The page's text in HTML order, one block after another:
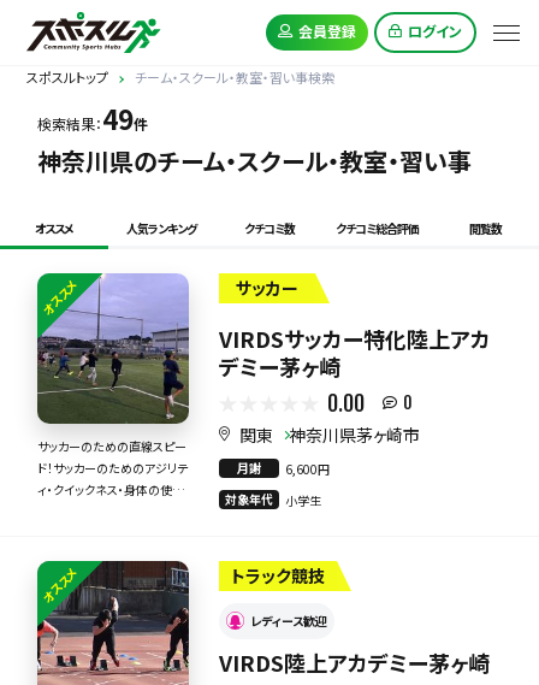
会員登録 ログイン
スポスルトップ チーム・スクール・教室・習い事検索
検索結果：49件
神奈川県のチーム・スクール・教室・習い事
オススメ 人気ランキング クチコミ数 クチコミ総合評価 閲覧数
オススメ
サッカーのための直線スピー
ド！サッカーのためのアジリテ
ィ・クイックネス・身体の使い
サッカー
VIRDSサッカー特化陸上アカ
デミー茅ヶ崎
0.00 0
関東 神奈川県茅ヶ崎市
月謝
6,600円
対象年代
小学生
オススメ トラック競技
レディース歓迎
VIRDS陸上アカデミー茅ヶ崎